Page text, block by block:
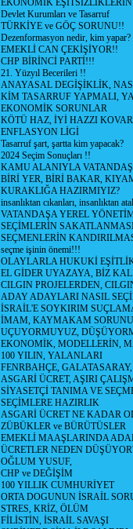
EKONOMİK
Devlet Kurumları ve Tasarruf
TÜRKİYE ve GÖÇ SORUNU!!
Dezenformasyon nedir, kim yapar?
EMEKLİ CAN ÇEKİŞİYOR!!
CHP BİRİNCİ PARTİ!!!
21. Yüzyıl Becerileri !!
ANAYASAL DEGİŞİKLİK,
KİM TASARRUF YAPMALI,
EKONOMİK SORUNLAR
KÖTÜ HAZ, İYİ HAZZI
ENFLASYON LİGİ
Tasarruf şart, şartta kim yapacak?
2024 Seçim Sonuçları !!
KAMU ALANIYLA
BİRİ YER, BİRİ BAKAR,
KURAKLIĞA HAZIRMIYIZ?
insanlıktan cıkanları, insanlıktan
VATANDAŞA YEREL
SEÇİMLERİN
SEÇMENLERİN
seçme işinin önemi!!!
OLAYLARLA HUKUKİ
EL GİDER UYAZAYA, BİZ
CILGIN PROJELERDEN,
ADAY ADAYLARI NASIL
İSRAİL'E SOYKIRIM
İMAM, KAYMAKAM SORUNU
UÇUYORMUYUZ,
EKONOMİK, MODELLERİN,
100 YILIN, YALANLARI
FENRBAHÇE,
ASGARİ ÜCRET, AŞIRI
SİYASETÇİ TANIMA VE
SEÇİMLERE HAZIRLIK
ASGARİ ÜCRET NE KADAR
ZÜBÜKLER ve BÜRÜTÜSLER
EMEKLİ MAAŞLARINDA
ÜCRETLER NEDEN
OĞLUM YUSUF,
CHP ve DEĞİŞİM
100 YILLIK CUMHURİYET
ORTA DOGUNUN İSRAİL
STRES, KRİZ, ÖLÜM
FİLİSTİN, İSRAİL SAVAŞI